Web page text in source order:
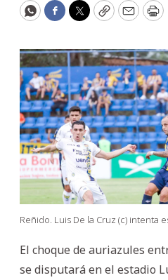
WhatsApp
Facebook
Twitter
CopyEmail
Reñido. Luis De la Cruz (c) intenta
El choque de auriazules
se disputará en el estadio